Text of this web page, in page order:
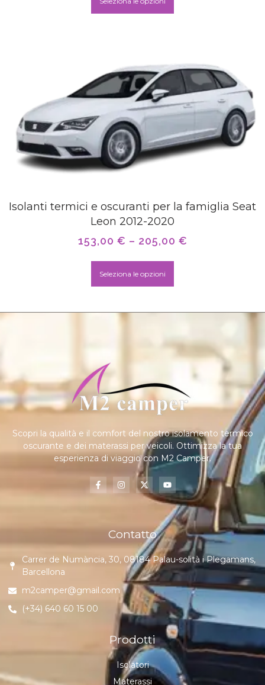
Isolanti termici e oscuranti per la famiglia Seat
Leon 2012-2020
153,00 € – 205,00 €
Seleziona le opzioni
Scopri la qualità e il comfort del nostro isolamento termico
oscurante e dei materassi per veicoli. Ottimizza la tua
esperienza di viaggio con M2 Camper.
Contatto
Carrer de Numància, 30, 08184 Palau-solità i Plegamans,
Barcellona
m2camper@gmail.com
(+34) 640 60 15 00
Prodotti
Isolatori
Materassi